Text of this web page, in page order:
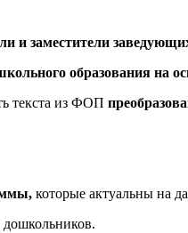
и заместители
образования на
текста из ФОП
которые актуальны на